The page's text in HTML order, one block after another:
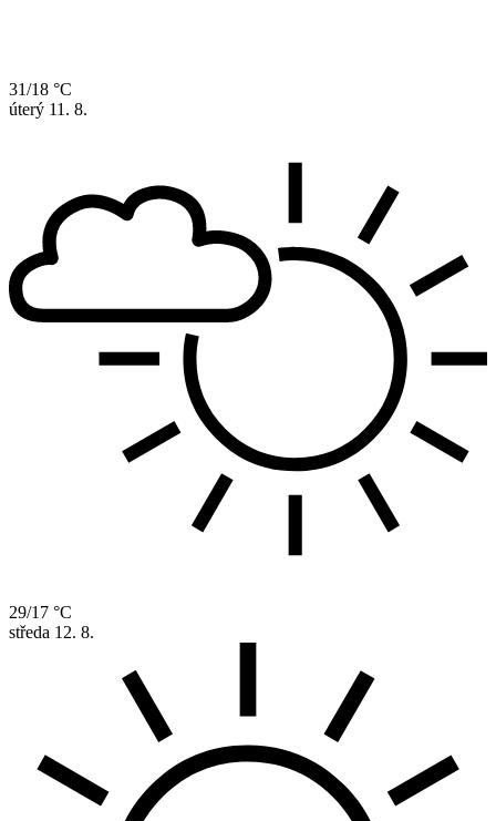
31/18 °C
úterý 11. 8.
29/17 °C
středa 12. 8.